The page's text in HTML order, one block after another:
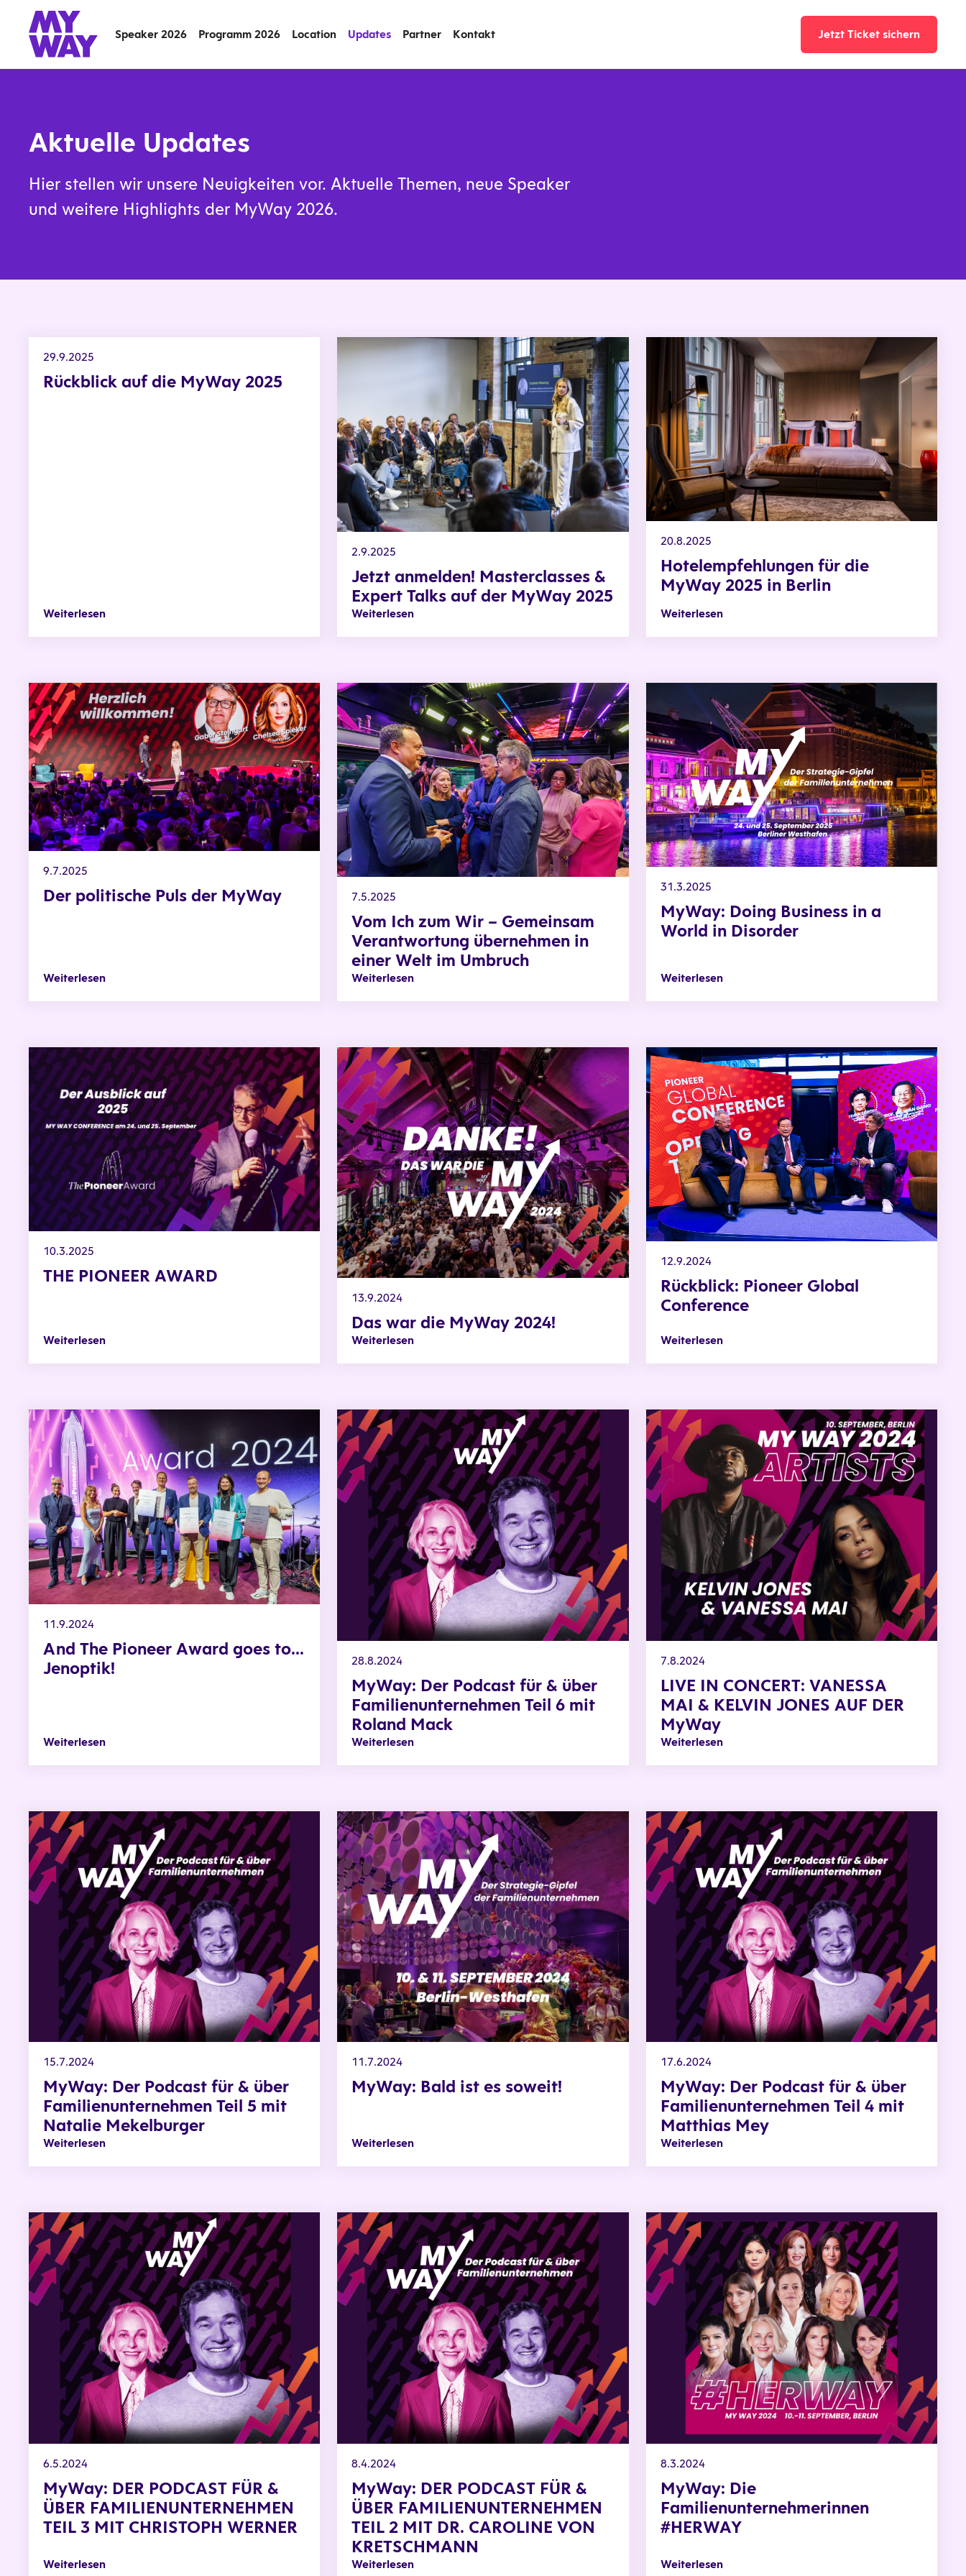
Speaker 2026 Programm 2026 Location Updates Partner
Kontakt
Jetzt Ticket sichern
Aktuelle Updates
Hier stellen wir unsere Neuigkeiten vor. Aktuelle Themen, neue Speaker
und weitere Highlights der MyWay 2026.
29.9.2025
Rückblick auf die MyWay 2025
Weiterlesen
Rückblick auf die MyWay 2025
2.9.2025
Jetzt anmelden! Masterclasses &
Expert Talks auf der MyWay 2025
Weiterlesen
Jetzt anmelden! Masterclasses & Expert Talks auf der MyWay 2025
20.8.2025
Hotelempfehlungen für die
MyWay 2025 in Berlin
Weiterlesen
Hotelempfehlungen für die MyWay 2025 in Berlin
9.7.2025
Der politische Puls der MyWay
Weiterlesen
Der politische Puls der MyWay
7.5.2025
Vom Ich zum Wir – Gemeinsam
Verantwortung übernehmen in
einer Welt im Umbruch
Weiterlesen
Vom Ich zum Wir – Gemeinsam Verantwortung übernehmen in einer Welt im Umbruch
31.3.2025
MyWay: Doing Business in a
World in Disorder
Weiterlesen
MyWay: Doing Business in a World in Disorder
10.3.2025
THE PIONEER AWARD
Weiterlesen
THE PIONEER AWARD
13.9.2024
Das war die MyWay 2024!
Weiterlesen
Das war die MyWay 2024!
12.9.2024
Rückblick: Pioneer Global
Conference
Weiterlesen
Rückblick: Pioneer Global Conference
11.9.2024
And The Pioneer Award goes to...
Jenoptik!
Weiterlesen
And The Pioneer Award goes to... Jenoptik!
28.8.2024
MyWay: Der Podcast für & über
Familienunternehmen Teil 6 mit
Roland Mack
Weiterlesen
MyWay: Der Podcast für & über Familienunternehmen Teil 6 mit Roland Mack
7.8.2024
LIVE IN CONCERT: VANESSA
MAI & KELVIN JONES AUF DER
MyWay
Weiterlesen
LIVE IN CONCERT: VANESSA MAI & KELVIN JONES AUF DER
15.7.2024
MyWay: Der Podcast für & über
Familienunternehmen Teil 5 mit
Natalie Mekelburger
Weiterlesen
MyWay: Der Podcast für & über Familienunternehmen Teil 5 mit Natalie Mekelburger
11.7.2024
MyWay: Bald ist es soweit!
Weiterlesen
MyWay: Bald ist es soweit!
17.6.2024
MyWay: Der Podcast für & über
Familienunternehmen Teil 4 mit
Matthias Mey
Weiterlesen
MyWay: Der Podcast für & über Familienunternehmen Teil 4
6.5.2024
MyWay: DER PODCAST FÜR &
ÜBER FAMILIENUNTERNEHMEN
TEIL 3 MIT CHRISTOPH WERNER
Weiterlesen
MyWay: DER PODCAST FÜR & ÜBER FAMILIENUNTERNEHMEN TEIL 3 MIT CHRISTOPH WERNER
8.4.2024
MyWay: DER PODCAST FÜR &
ÜBER FAMILIENUNTERNEHMEN
TEIL 2 MIT DR. CAROLINE VON
KRETSCHMANN
Weiterlesen
MyWay: DER PODCAST FÜR & ÜBER FAMILIENUNTERNEHMEN TEIL 2 MIT DR. CAROLINE VON KRETSCHMANN
8.3.2024
MyWay: Die
Familienunternehmerinnen
#HERWAY
Weiterlesen
MyWay: Die Familienunternehmerinnen #HERWAY